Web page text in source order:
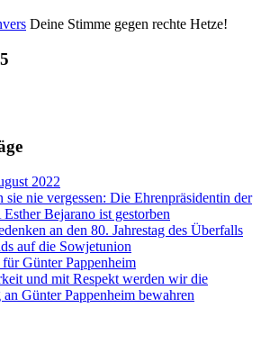
Deine Stimme gegen rechte Hetze!
2022
sie nie vergessen: Die Ehrenpräsidentin der
Bejarano ist gestorben
an den 80. Jahrestag des Überfalls
auf die Sowjetunion
Günter Pappenheim
und mit Respekt werden wir die
Günter Pappenheim bewahren